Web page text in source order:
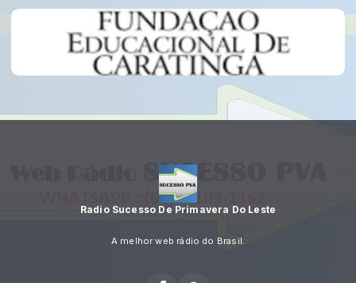
Radio Sucesso De Primavera Do Leste
A melhor web rádio do Brasil.